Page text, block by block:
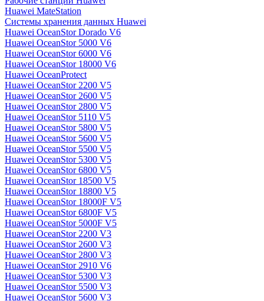
Huawei MateStation
Системы хранения данных Huawei
Huawei OceanStor Dorado V6
Huawei OceanStor 5000 V6
Huawei OceanStor 6000 V6
Huawei OceanStor 18000 V6
Huawei OceanProtect
Huawei OceanStor 2200 V5
Huawei OceanStor 2600 V5
Huawei OceanStor 2800 V5
Huawei OceanStor 5110 V5
Huawei OceanStor 5800 V5
Huawei OceanStor 5600 V5
Huawei OceanStor 5500 V5
Huawei OceanStor 5300 V5
Huawei OceanStor 6800 V5
Huawei OceanStor 18500 V5
Huawei OceanStor 18800 V5
Huawei OceanStor 18000F V5
Huawei OceanStor 6800F V5
Huawei OceanStor 5000F V5
Huawei OceanStor 2200 V3
Huawei OceanStor 2600 V3
Huawei OceanStor 2800 V3
Huawei OceanStor 2910 V6
Huawei OceanStor 5300 V3
Huawei OceanStor 5500 V3
Huawei OceanStor 5600 V3